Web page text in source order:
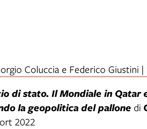
Coluccia e Federico Giustini |
di stato. Il Mondiale in Qatar
la geopolitica del pallone di
2022